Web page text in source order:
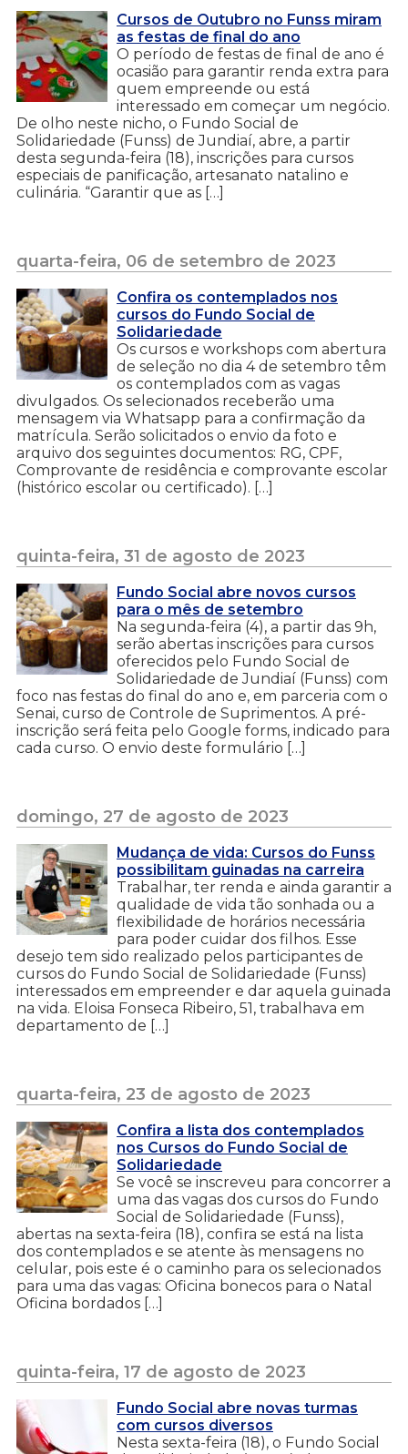
Cursos de Outubro no Funss miram
as festas de final do ano
O período de festas de final de ano é
ocasião para garantir renda extra para
quem empreende ou está
interessado em começar um negócio.
De olho neste nicho, o Fundo Social de
Solidariedade (Funss) de Jundiaí, abre, a partir
desta segunda-feira (18), inscrições para cursos
especiais de panificação, artesanato natalino e
culinária. “Garantir que as […]
quarta-feira, 06 de setembro de 2023
Confira os contemplados nos
cursos do Fundo Social de
Solidariedade
Os cursos e workshops com abertura
de seleção no dia 4 de setembro têm
os contemplados com as vagas
divulgados. Os selecionados receberão uma
mensagem via Whatsapp para a confirmação da
matrícula. Serão solicitados o envio da foto e
arquivo dos seguintes documentos: RG, CPF,
Comprovante de residência e comprovante escolar
(histórico escolar ou certificado). […]
quinta-feira, 31 de agosto de 2023
Fundo Social abre novos cursos
para o mês de setembro
Na segunda-feira (4), a partir das 9h,
serão abertas inscrições para cursos
oferecidos pelo Fundo Social de
Solidariedade de Jundiaí (Funss) com
foco nas festas do final do ano e, em parceria com o
Senai, curso de Controle de Suprimentos. A pré-
inscrição será feita pelo Google forms, indicado para
cada curso. O envio deste formulário […]
domingo, 27 de agosto de 2023
Mudança de vida: Cursos do Funss
possibilitam guinadas na carreira
Trabalhar, ter renda e ainda garantir a
qualidade de vida tão sonhada ou a
flexibilidade de horários necessária
para poder cuidar dos filhos. Esse
desejo tem sido realizado pelos participantes de
cursos do Fundo Social de Solidariedade (Funss)
interessados em empreender e dar aquela guinada
na vida. Eloisa Fonseca Ribeiro, 51, trabalhava em
departamento de […]
quarta-feira, 23 de agosto de 2023
Confira a lista dos contemplados
nos Cursos do Fundo Social de
Solidariedade
Se você se inscreveu para concorrer a
uma das vagas dos cursos do Fundo
Social de Solidariedade (Funss),
abertas na sexta-feira (18), confira se está na lista
dos contemplados e se atente às mensagens no
celular, pois este é o caminho para os selecionados
para uma das vagas: Oficina bonecos para o Natal
Oficina bordados […]
quinta-feira, 17 de agosto de 2023
Fundo Social abre novas turmas
com cursos diversos
Nesta sexta-feira (18), o Fundo Social